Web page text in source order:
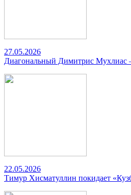
27.05.2026
Диагональный Димитрис Мухлиас
22.05.2026
Тимур Хисматуллин покидает